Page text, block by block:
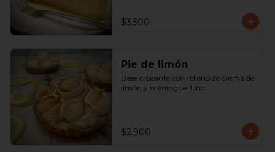
$3.500
Pie de limón
Base crocante con relleno de crema de
limón y merengue. Und.
$2.900